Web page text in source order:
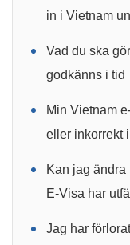
in i Vietnam
Vad du ska
godkänns i tid
Min Vietnam
eller inkorrekt
Kan jag
E-Visa har
Jag har